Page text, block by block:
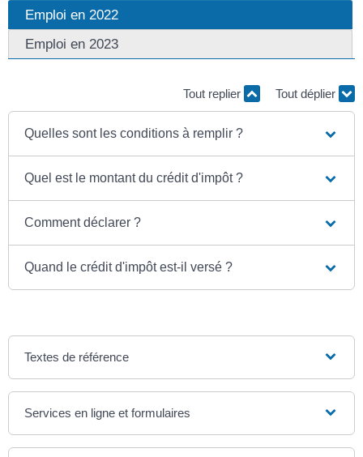
Emploi en 2022
Emploi en 2023
Tout replier Tout déplier
Quelles sont les conditions à remplir ?
Quel est le montant du crédit d'impôt ?
Comment déclarer ?
Quand le crédit d'impôt est-il versé ?
Textes de référence
Services en ligne et formulaires